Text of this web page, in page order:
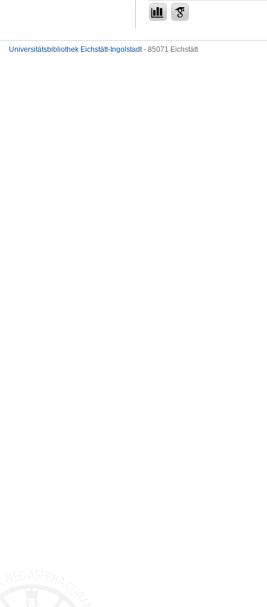
Universitätsbibliothek Eichstätt-Ingolstadt- 85071 Eichstätt